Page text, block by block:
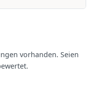
vorhanden. Seien